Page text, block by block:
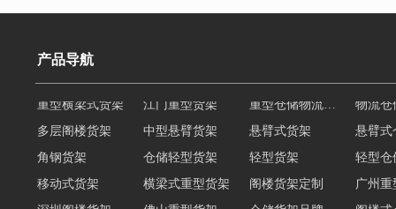
产品导航
多层阁楼货架 中型悬臂货架 悬臂式货架
悬臂
角钢货架
仓储轻型货架 轻型货架
轻型仓
移动式货架
横梁式重型货架 阁楼货架定制
广州
深圳阁楼货架
佛山重型货架 仓储货架品牌 阁楼式